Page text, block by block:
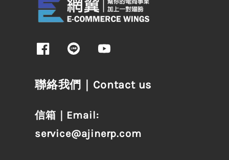
聯絡我們｜Contact us
信箱｜Email:
service@ajinerp.com